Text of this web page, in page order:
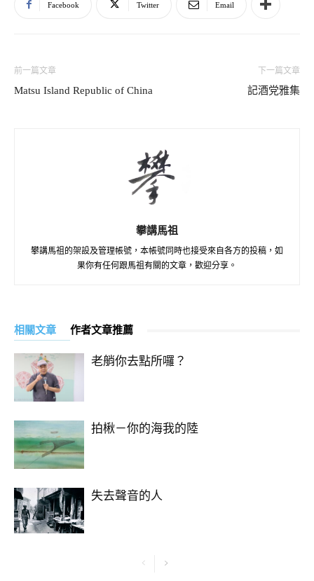
Facebook Twitter Email
前一篇文章
Matsu Island Republic of China
下一篇文章
記酒党雅集
攀講馬祖
攀講馬祖的架設及管理帳號，本帳號同時也接受來自各方的投稿，如
果你有任何跟馬祖有關的文章，歡迎分享。
相關文章 作者文章推薦
老艄你去點所囉？
拍楸－你的海我的陸
失去聲音的人